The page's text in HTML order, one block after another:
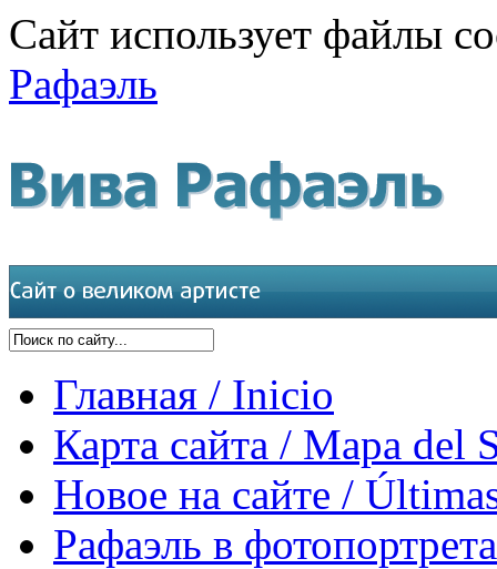
Сайт использует файлы
Рафаэль
Главная / Inicio
Карта сайта / Mapa del
Новое на сайте /
Рафаэль в